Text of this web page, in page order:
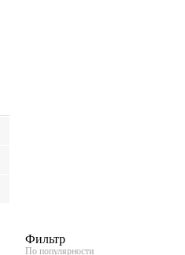
Фильтр
По популярности